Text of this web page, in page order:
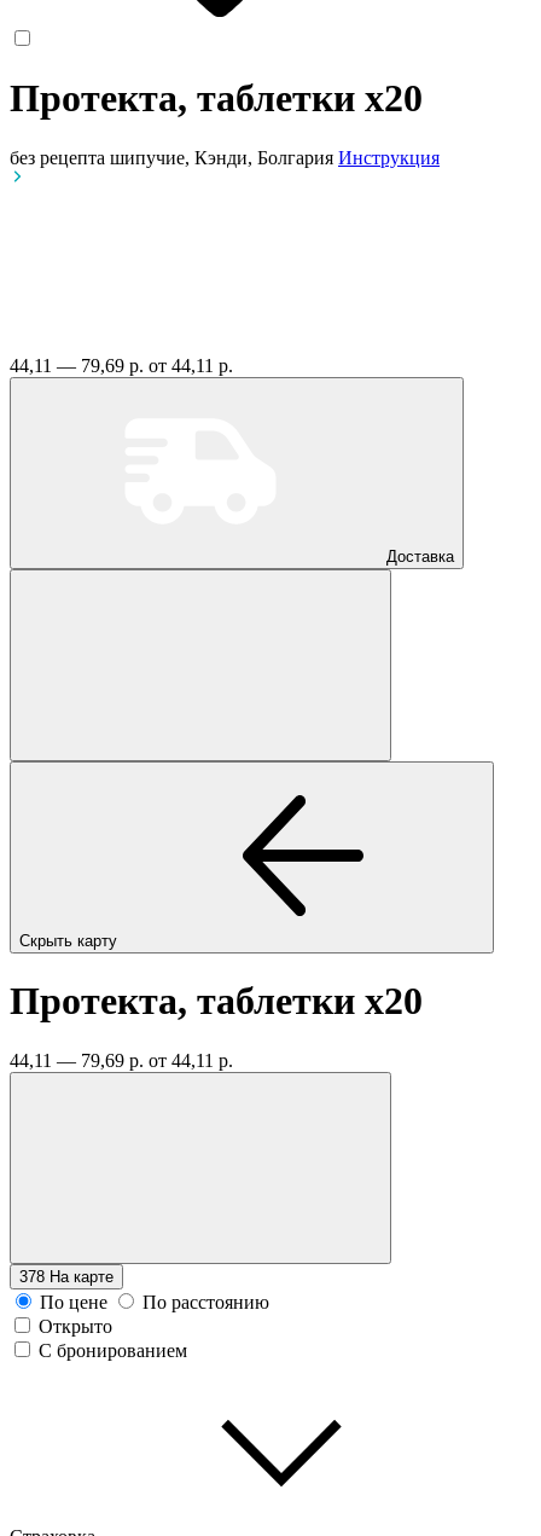
Протекта, таблетки x20
без рецепта шипучие, Кэнди, Болгария Инструкция
44,11 — 79,69 р. от 44,11 р.
Доставка
Скрыть карту
Протекта, таблетки x20
44,11 — 79,69 р. от 44,11 р.
378 На карте
По цене
По расстоянию
Открыто
С бронированием